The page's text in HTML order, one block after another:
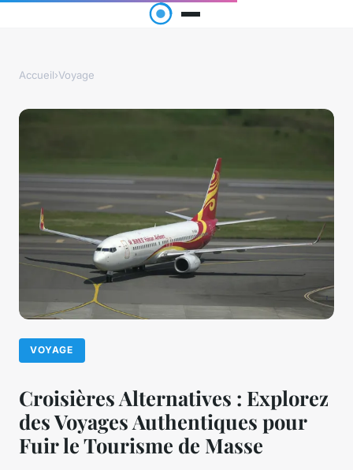
Accueil›Voyage
VOYAGE
Croisières Alternatives : Explorez
des Voyages Authentiques pour
Fuir le Tourisme de Masse